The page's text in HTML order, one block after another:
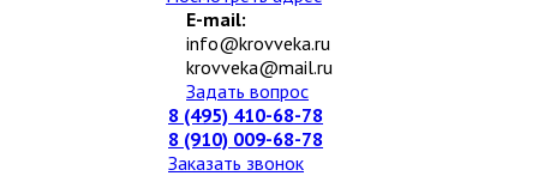
E-mail:
info@krovveka.ru
krovveka@mail.ru
Задать вопрос
8 (495) 410-68-78
8 (910) 009-68-78
Заказать звонок